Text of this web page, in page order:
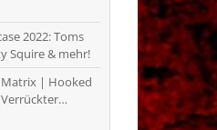
2022: Toms
Squire & mehr!
Matrix | Hooked